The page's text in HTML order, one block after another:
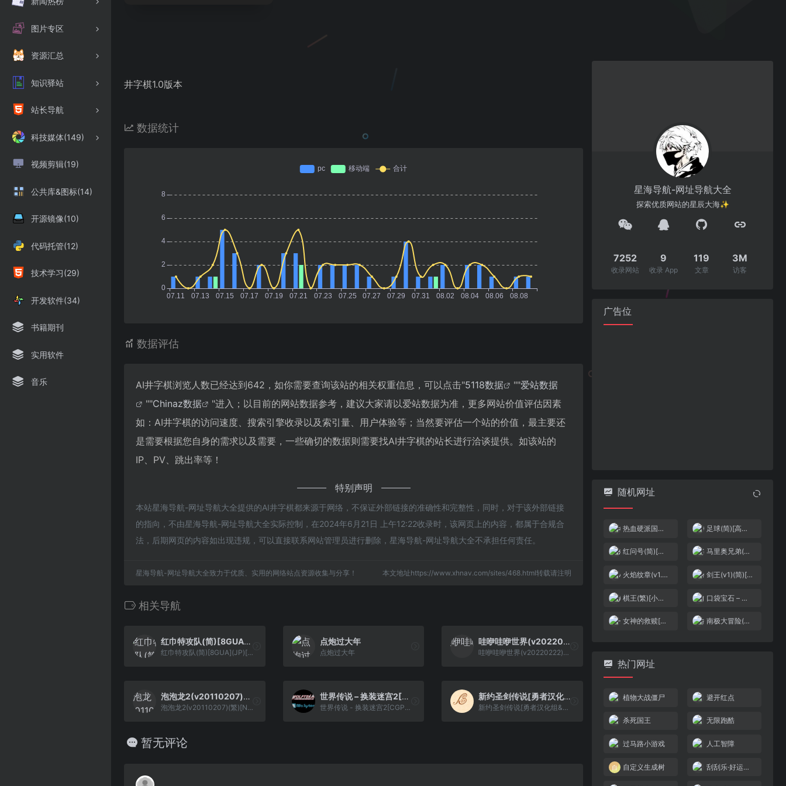
图片专区
资源汇总
知识驿站
站长导航
科技媒体(149)
视频剪辑(19)
公共库&图标(14)
开源镜像(10)
代码托管(12)
技术学习(29)
开发软件(34)
书籍期刊
实用软件
音乐
井字棋1.0版本
数据统计
数据评估
AI井字棋浏览人数已经达到642，如你需要查询该站的相关权重信息，可以点击"5118数据 ""爱站数据
""Chinaz数据
"进入；以目前的网站数据参考，建议大家请以爱站数据为准，更多网站价值评估因素
如：AI井字棋的访问速度、搜索引擎收录以及索引量、用户体验等；当然要评估一个站的价值，最主要还
是需要根据您自身的需求以及需要，一些确切的数据则需要找AI井字棋的站长进行洽谈提供。如该站的
IP、PV、跳出率等！
特别声明
本站星海导航-网址导航大全提供的AI井字棋都来源于网络，不保证外部链接的准确性和完整性，同时，对于该外部链接
的指向，不由星海导航-网址导航大全实际控制，在2024年6月21日 上午12:22收录时，该网页上的内容，都属于合规合
法，后期网页的内容如出现违规，可以直接联系网站管理员进行删除，星海导航-网址导航大全不承担任何责任。
星海导航-网址导航大全致力于优质、实用的网络站点资源收集与分享！ 本文地址https://www.xhnav.com/sites/468.html转载请注明
相关导航
红巾特攻队(简)[8GUA](JP)[STG](0.18Mb)
红巾特攻队(简)[8GUA](JP)[STG](0.18Mb)
点炮过大年
点炮过大年
哇咿哇咿世界(v20220222)(繁)[Nokoh](JP)[ACT](4Mb)
哇咿哇咿世界(v20220222)(繁)[Nokoh](JP)[ACT](4Mb)
泡泡龙2(v20110207)(繁)[Nokoh](JP)[ACT](2.12Mb)
泡泡龙2(v20110207)(繁)[Nokoh](JP)[ACT](2.12Mb)
世界传说 – 换装迷宫2[CGP](v3.31)(简)(JP)(64Mb)
世界传说 - 换装迷宫2[CGP](v3.31)(简)(JP)(64Mb)
新约圣剑传说[勇者汉化组&狼组&天使汉化组](简)(JP)(128Mb)
新约圣剑传说[勇者汉化组&狼组&天使汉化组](简)(JP)(128Mb)
暂无评论
星海导航-网址导航大全
探索优质网站的星辰大海✨
7252
收录网站
9
收录 App
119
文章
3M
访客
广告位
随机网址
热血硬派国雄君(简)[热血的鱼缸](JP)[ACT](1.12Mb) 足球(简)[高伟](JUE)[SPG](0.31Mb)
红问号(简)[南通科技](JP)[RPG](4Mb) 马里奥兄弟(简)[Madcell](JUE)[ACT](0.37Mb)
火焰纹章(v1.0)(简)[汉化你妹](JP)[SLG](5Mb) 剑王(v1)(简)[高伟](US)[ACT](2Mb)
棋王(繁)[小天才](CN)[TAB](0.75Mb) 口袋宝石 – 金(简)[南晶科技](CN)[RPG](16Mb)
女神的救赎[外星科技+腓特烈修正](JP)[RPG](5Mb) 南极大冒险(v20100423)(繁)[Nokoh](JP)[ACT](0.25Mb)
热门网址
植物大战僵尸 避开红点
杀死国王 无限跑酷
过马路小游戏 人工智障
自定义生成树 刮刮乐·好运十倍